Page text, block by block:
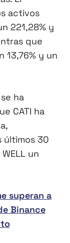
activos
221,28% y
que
13,76% y un
ha
CATI ha
últimos 30
un
superan a
Binance